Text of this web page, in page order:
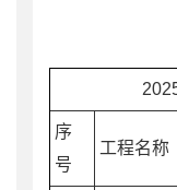
2025在建
序
号
工程名称